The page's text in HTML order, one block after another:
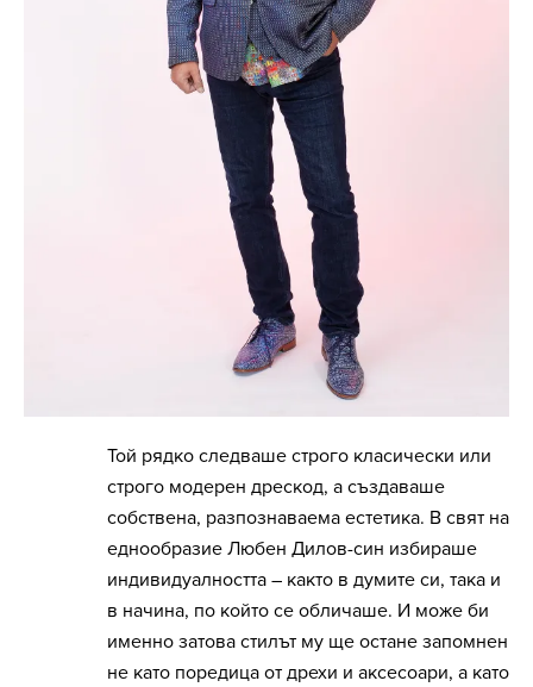
Той рядко следваше строго класически или
строго модерен дрескод, а създаваше
собствена, разпознаваема естетика. В свят на
еднообразие Любен Дилов-син избираше
индивидуалността – както в думите си, така и
в начина, по който се обличаше. И може би
именно затова стилът му ще остане запомнен
не като поредица от дрехи и аксесоари, а като